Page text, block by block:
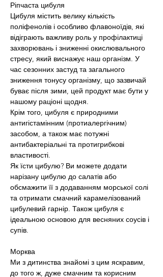
Ріпчаста цибуля
Цибуля містить велику кількість
поліфенолів і особливо флавоноїдів, які
відіграють важливу роль у профілактиці
захворювань і зниженні окислювального
стресу, який виснажує наш організм. У
час сезонних застуд та загального
зниження тонусу організму, що зазвичай
буває після зими, цей продукт має бути у
нашому раціоні щодня.
Крім того, цибуля є природними
антигістамінним (протиалергічним)
засобом, а також має потужні
антибактеріальні та протигрибкові
властивості.
Як їсти цибулю? Ви можете додати
нарізану цибулю до салатів або
обсмажити її з додаванням морської солі
та отримати смачний карамелізований
цибулевий гарнір. Також цибуля є
ідеальною основою для весняних соусів і
супів.
Морква
Ми з дитинства знайомі з цим яскравим,
до того ж, дуже смачним та корисним